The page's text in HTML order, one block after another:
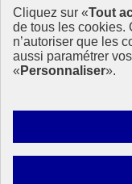
Cliquez sur «Tout
de tous les cookies.
n’autoriser que les
aussi paramétrer
« Personnaliser».
info.gouv.fr-
service-public.fr
legifrance.gouv.fr
data.gouv.fr-
Plan du site
Mentions légales